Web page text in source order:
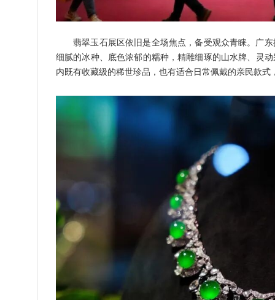
翡翠玉石展区依旧是全场焦点，备受观众青睐。广
细腻的冰种、底色浓郁的糯种，精雕细琢的山水牌、灵
内既有收藏级的稀世珍品，也有适合日常佩戴的亲民款